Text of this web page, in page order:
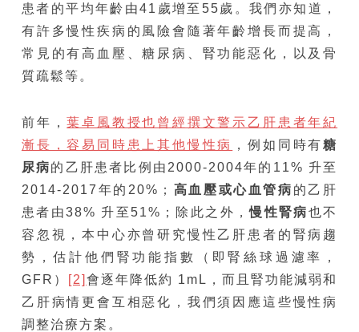
患者的平均年齡由41歲增至55歲。我們亦知道，
有許多慢性疾病的風險會隨著年齡增長而提高，
常見的有高血壓、糖尿病、腎功能惡化，以及骨
質疏鬆等。
前年，葉卓風教授也曾經撰文警示乙肝患者年紀
漸長，容易同時患上其他慢性病
，例如同時有糖
尿病的乙肝患者比例由2000-2004年的11% 升至
2014-2017年的20%； 高血壓或心血管病 的乙肝
患者由38% 升至51%；除此之外，慢性腎病也不
容忽視，本中心亦曾研究慢性乙肝患者的腎病趨
勢，估計他們腎功能指數（即腎絲球過濾率，
GFR）
[2] 會逐年降低約 1mL，而且腎功能減弱和
乙肝病情更會互相惡化，我們須因應這些慢性病
調整治療方案。